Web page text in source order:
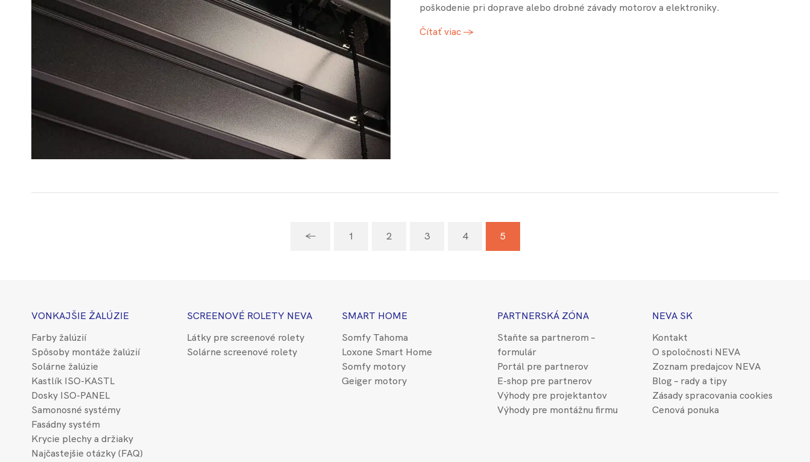
poškodenie pri doprave alebo drobné závady motorov a elektroniky.
Čítať viac →
← 1 2 3 4 5
VONKAJŠIE ŽALÚZIE
Farby žalúzií
Spôsoby montáže žalúzií
Solárne žalúzie
Kastlík ISO-KASTL
Dosky ISO-PANEL
Samonosné systémy
Fasádny systém
Krycie plechy a držiaky
Najčastejšie otázky (FAQ)
SCREENOVÉ ROLETY NEVA
Látky pre screenové rolety
Solárne screenové rolety
SMART HOME
Somfy Tahoma
Loxone Smart Home
Somfy motory
Geiger motory
PARTNERSKÁ ZÓNA
Staňte sa partnerom –
formulár
Portál pre partnerov
E-shop pre partnerov
Výhody pre projektantov
Výhody pre montážnu firmu
NEVA SK
Kontakt
O spoločnosti NEVA
Zoznam predajcov NEVA
Blog – rady a tipy
Zásady spracovania cookies
Cenová ponuka